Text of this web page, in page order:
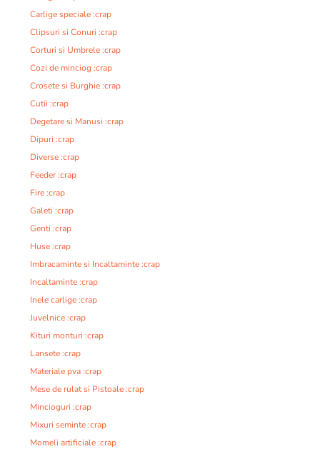
Carlige speciale :crap
Clipsuri si Conuri :crap
Corturi si Umbrele :crap
Cozi de minciog :crap
Crosete si Burghie :crap
Cutii :crap
Degetare si Manusi :crap
Dipuri :crap
Diverse :crap
Feeder :crap
Fire :crap
Galeti :crap
Genti :crap
Huse :crap
Imbracaminte si Incaltaminte :crap
Incaltaminte :crap
Inele carlige :crap
Juvelnice :crap
Kituri monturi :crap
Lansete :crap
Materiale pva :crap
Mese de rulat si Pistoale :crap
Mincioguri :crap
Mixuri seminte :crap
Momeli artificiale :crap